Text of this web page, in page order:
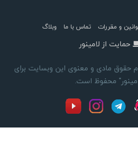
و مقررات تماس با ما وبلاگ
حمایت از لامینور
1405 © تمام حقوق مادی و معنوی این وبسایت برای
محفوظ است.